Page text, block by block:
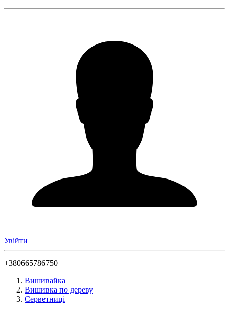
Увійти
+380665786750
Вишивайка
Вишивка по дереву
Серветниці